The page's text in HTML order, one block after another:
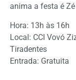
anima a festa é
Hora: 13h às 16h
Local: CCI Vovó
Tiradentes
Entrada: Gratuita